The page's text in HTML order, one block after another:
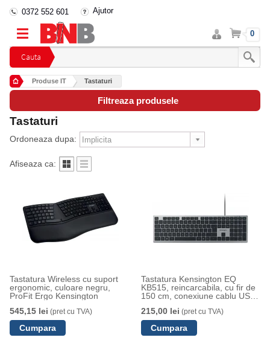
Cauta
0372 552 601 Ajutor
Intra
in
cont
Cos 0
Produse IT Tastaturi
Filtreaza produsele
Tastaturi
Ordoneaza dupa:
Afiseaza ca:
Tastatura Wireless cu suport
ergonomic, culoare negru,
ProFit Ergo Kensington
545,15 lei (pret cu TVA)
Tastatura Kensington EQ
KB515, reincarcabila, cu fir de
150 cm, conexiune cablu USB-
215,00 lei (pret cu TVA)